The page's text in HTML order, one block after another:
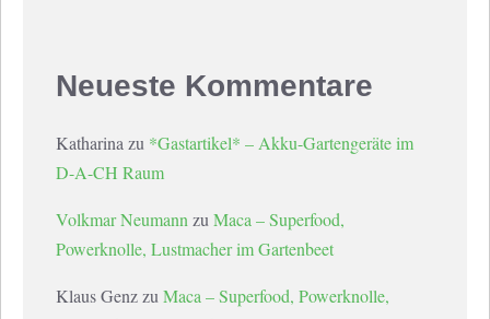
Neueste Kommentare
Katharinazu *Gastartikel* – Akku-Gartengeräte im
D-A-CH Raum
Volkmar NeumannzuMaca – Superfood,
Powerknolle, Lustmacher im Gartenbeet
Klaus GenzzuMaca – Superfood, Powerknolle,